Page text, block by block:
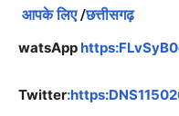
आपके लिए/छत्तीसगढ़
watsApp
Twitter